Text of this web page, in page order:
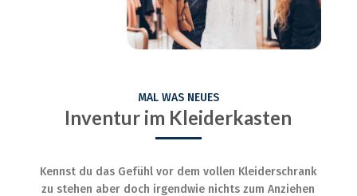
MAL WAS NEUES
Inventur im Kleiderkasten
Kennst du das Gefühl vor dem vollen Kleiderschrank
zu stehen aber doch irgendwie nichts zum Anziehen